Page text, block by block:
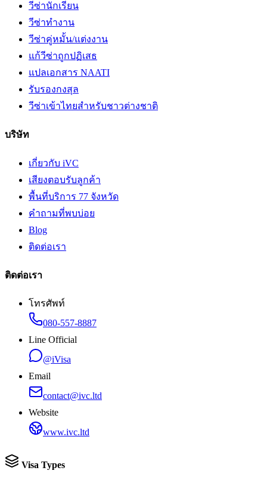
วีซ่านักเรียน
วีซ่าทำงาน
วีซ่าคู่หมั้น/แต่งงาน
แก้วีซ่าถูกปฏิเสธ
แปลเอกสาร NAATI
รับรองกงสุล
วีซ่าเข้าไทยสำหรับชาวต่างชาติ
บริษัท
เกี่ยวกับ iVC
เสียงตอบรับลูกค้า
พื้นที่บริการ 77 จังหวัด
คำถามที่พบบ่อย
Blog
ติดต่อเรา
ติดต่อเรา
โทรศัพท์
080-557-8887
Line Official
@iVisa
Email
contact@ivc.ltd
Website
www.ivc.ltd
Visa Types